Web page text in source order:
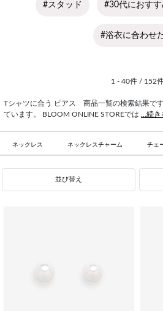
#スタッド #30代におすす
#浴衣に合わせ
1 - 40件 / 152
Tシャツに合う ピアス 商品一覧の検索結果で
ています。 BLOOM ONLINE STOREでは ...続
ネックレス ネックレスチャーム チェ
並び替え